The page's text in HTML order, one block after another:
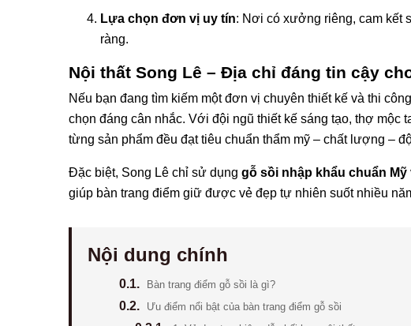
Lựa chọn đơn vị uy tín: Nơi có xưởng riêng, cam kết
ràng.
Nội thất Song Lê – Địa chỉ đáng tin cậy
Nếu bạn đang tìm kiếm một đơn vị chuyên thiết kế và thi
chọn đáng cân nhắc. Với đội ngũ thiết kế sáng tạo, thợ
từng sản phẩm đều đạt tiêu chuẩn thẩm mỹ – chất lượng –
Đặc biệt, Song Lê chỉ sử dụng gỗ sồi nhập khẩu chuẩn Mỹ
giúp bàn trang điểm giữ được vẻ đẹp tự nhiên suốt nhiều
Nội dung chính
0.1. Bàn trang điểm gỗ sồi là gì?
0.2. Ưu điểm nổi bật của bàn trang điểm gỗ sồi